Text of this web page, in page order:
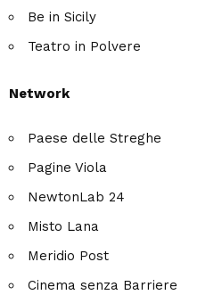
Be in Sicily
Teatro in Polvere
Network
Paese delle Streghe
Pagine Viola
NewtonLab 24
Misto Lana
Meridio Post
Cinema senza Barriere